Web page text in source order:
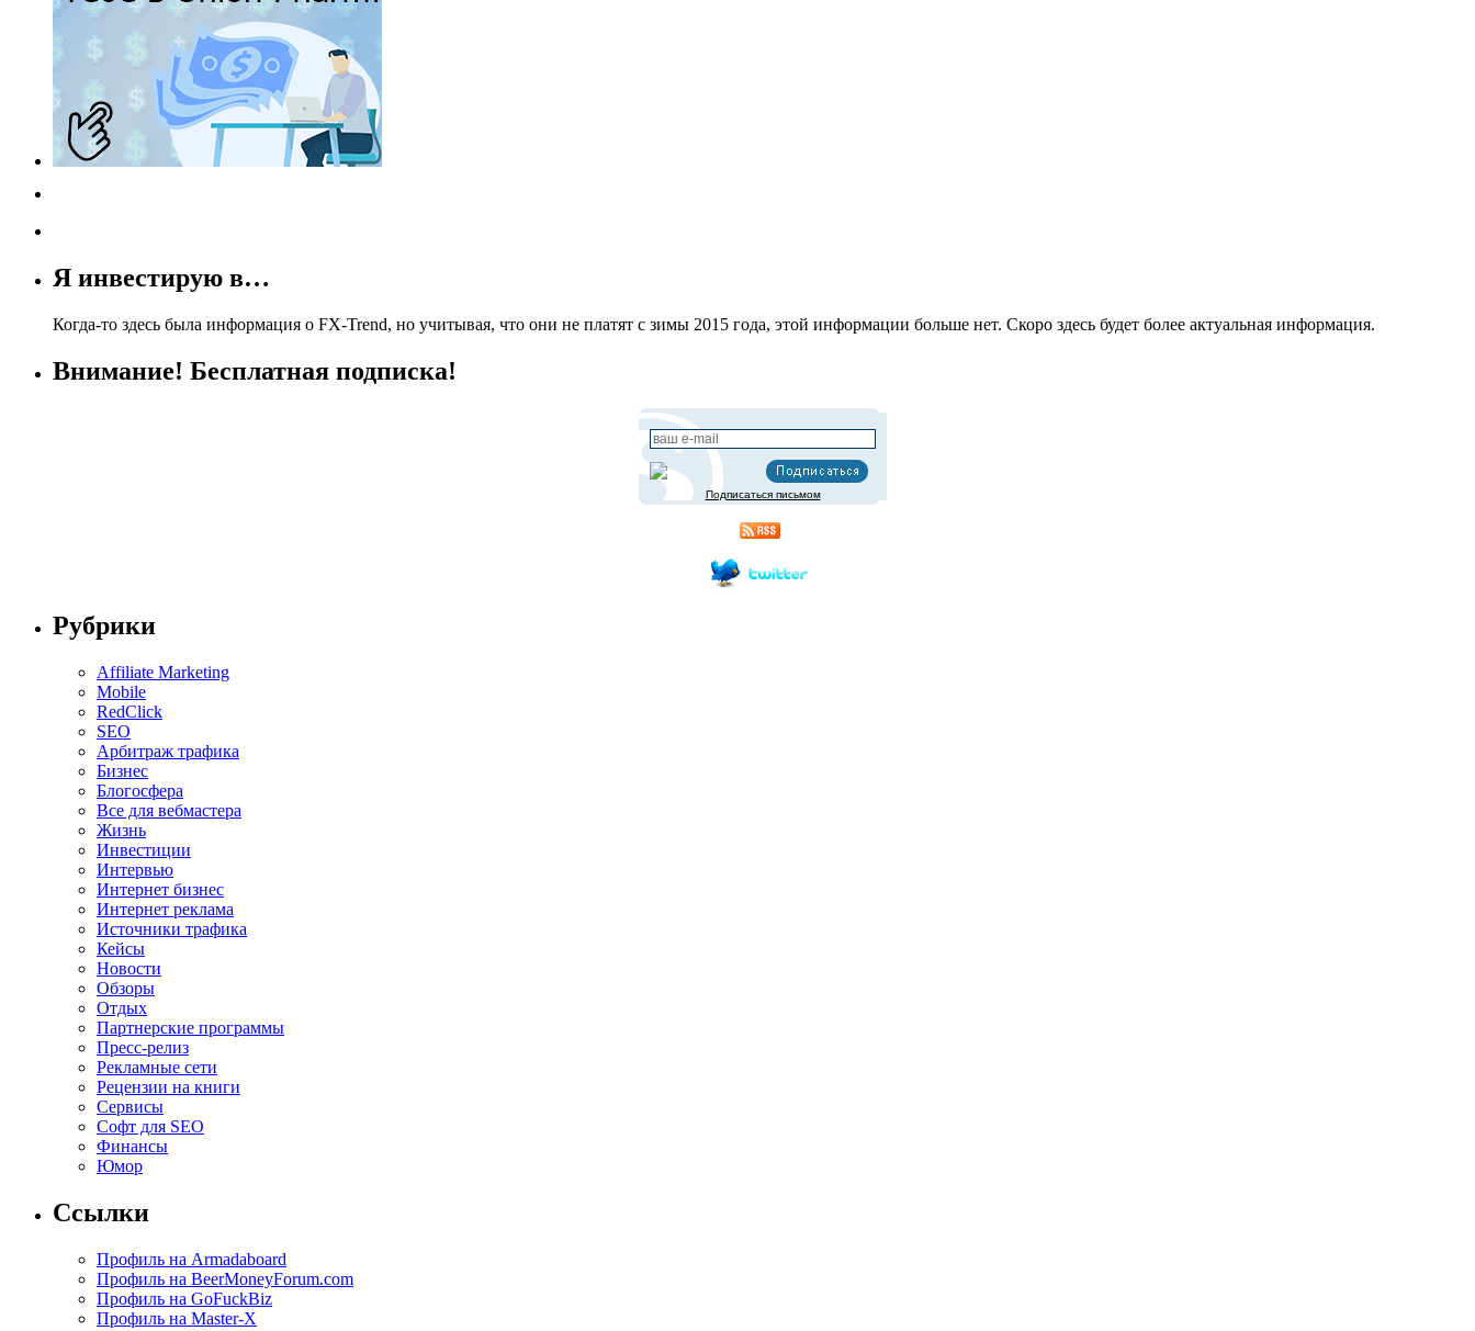
Я инвестирую в…
Когда-то здесь была информация о FX-Trend, но учитывая, что они не платят с зимы 2015 года, этой информации больше нет. Скоро здесь будет более актуальная информация.
Внимание! Бесплатная подписка!
Подписаться письмом
Рубрики
Affiliate Marketing
Mobile
RedClick
SEO
Арбитраж трафика
Бизнес
Блогосфера
Все для вебмастера
Жизнь
Инвестиции
Интервью
Интернет бизнес
Интернет реклама
Источники трафика
Кейсы
Новости
Обзоры
Отдых
Партнерские программы
Пресс-релиз
Рекламные сети
Рецензии на книги
Сервисы
Софт для SEO
Финансы
Юмор
Ссылки
Профиль на Armadaboard
Профиль на BeerMoneyForum.com
Профиль на GoFuckBiz
Профиль на Master-X